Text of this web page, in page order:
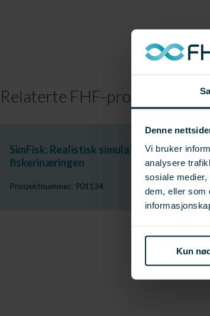
Denne
Vi bruker
analysere
sosiale
dem, eller som
Kun
Relaterte FHF-prosjekter
SimFisk: Realistisk simulator for
fiskerinæringen
Prosjektnummer: 901134